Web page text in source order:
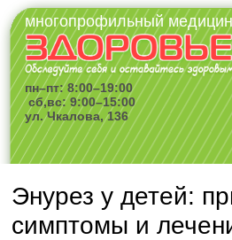
многопрофильный
пн–пт: 8:00–19:00
сб,вс: 9:00–15:00
ул. Чкалова, 136
Энурез у детей:
симптомы и